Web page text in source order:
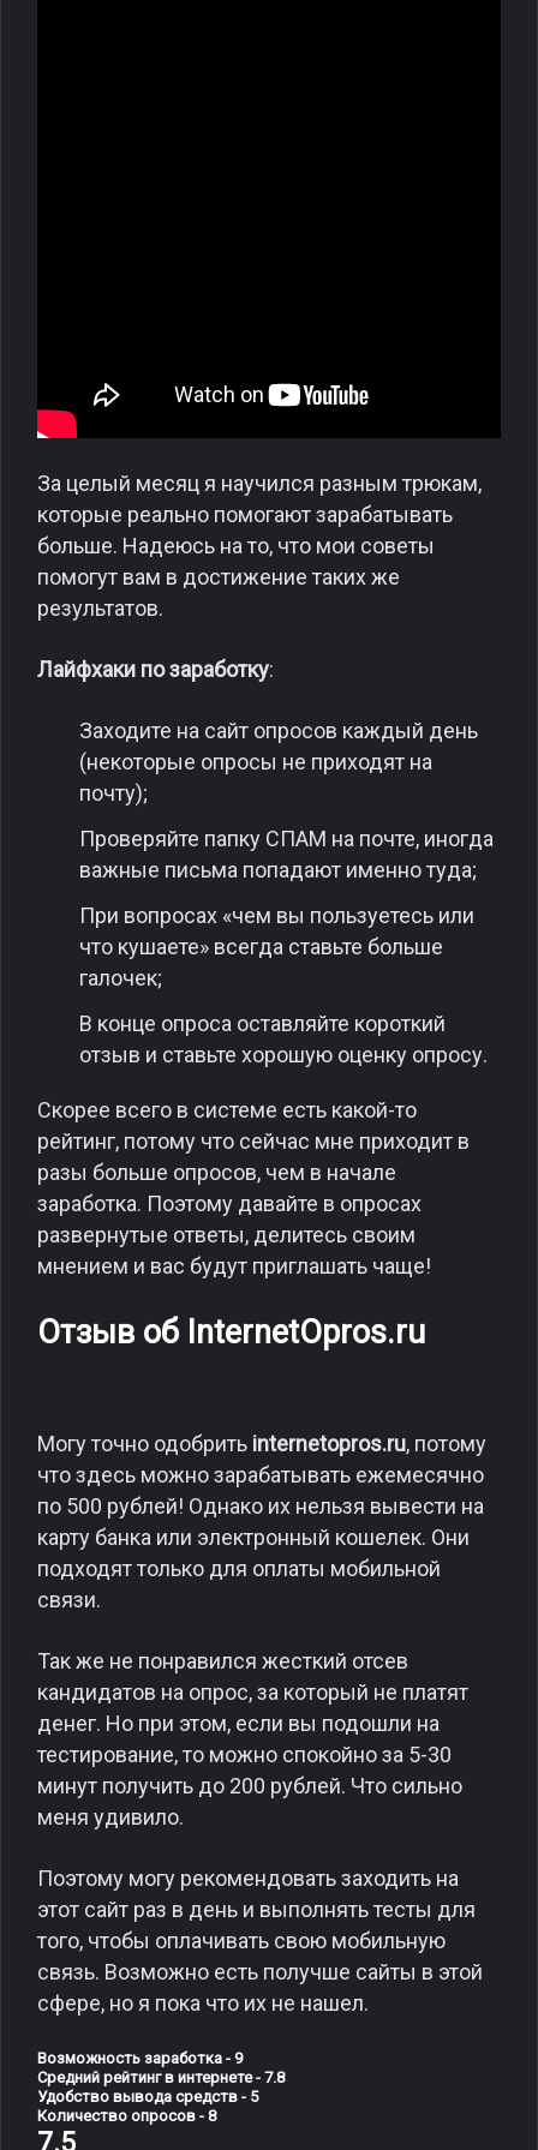
За целый месяц я научился разным трюкам,
которые реально помогают зарабатывать
больше. Надеюсь на то, что мои советы
помогут вам в достижение таких же
результатов.
Лайфхаки по заработку:
Заходите на сайт опросов каждый день
(некоторые опросы не приходят на
почту);
Проверяйте папку СПАМ на почте, иногда
важные письма попадают именно туда;
При вопросах «чем вы пользуетесь или
что кушаете» всегда ставьте больше
галочек;
В конце опроса оставляйте короткий
отзыв и ставьте хорошую оценку опросу.
Скорее всего в системе есть какой-то
рейтинг, потому что сейчас мне приходит в
разы больше опросов, чем в начале
заработка. Поэтому давайте в опросах
развернутые ответы, делитесь своим
мнением и вас будут приглашать чаще!
Отзыв об InternetOpros.ru
Могу точно одобрить internetopros.ru, потому
что здесь можно зарабатывать ежемесячно
по 500 рублей! Однако их нельзя вывести на
карту банка или электронный кошелек. Они
подходят только для оплаты мобильной
связи.
Так же не понравился жесткий отсев
кандидатов на опрос, за который не платят
денег. Но при этом, если вы подошли на
тестирование, то можно спокойно за 5-30
минут получить до 200 рублей. Что сильно
меня удивило.
Поэтому могу рекомендовать заходить на
этот сайт раз в день и выполнять тесты для
того, чтобы оплачивать свою мобильную
связь. Возможно есть получше сайты в этой
сфере, но я пока что их не нашел.
Возможность заработка - 9
Средний рейтинг в интернете - 7.8
Удобство вывода средств - 5
Количество опросов - 8
7.5